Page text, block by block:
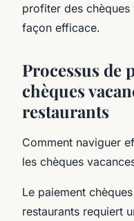
profiter des
façon efficace.
Processus de
chèques
restaurants
Comment naviguer
les chèques
Le paiement
restaurants requiert